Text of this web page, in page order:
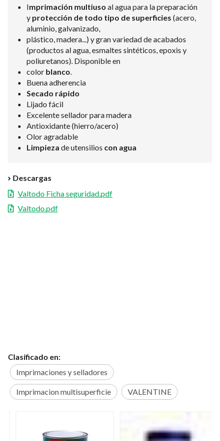
Imprimación multiuso al agua para la preparación
y protección de todo tipo de superficies (acero,
aluminio, galvanizado,
plástico, madera...) y gran variedad de acabados
(productos al agua, esmaltes sintéticos, epoxis y
poliuretanos). Disponible en
color blanco.
Buena adherencia
Secado rápido
Lijado fácil
Excelente sellador para madera
Antioxidante (hierro/acero)
Olor agradable
Limpieza de utensilios con agua
Descargas
Valtodo Ficha seguridad.pdf
Valtodo.pdf
Clasificado en:
Imprimaciones y selladores
Imprimacion multisuperficie VALENTINE